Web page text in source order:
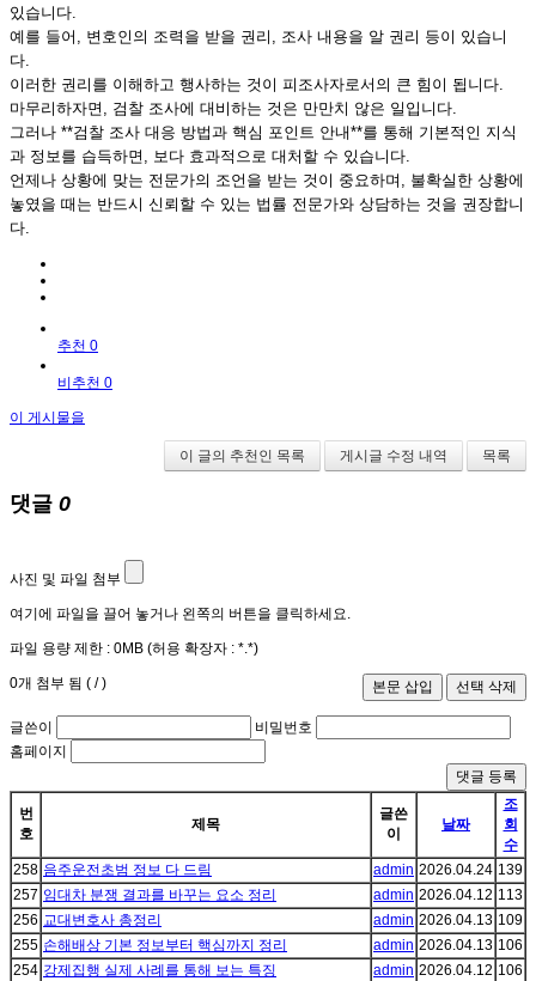
있습니다.
예를 들어, 변호인의 조력을 받을 권리, 조사 내용을 알 권리 등이 있습니
다.
이러한 권리를 이해하고 행사하는 것이 피조사자로서의 큰 힘이 됩니다.
마무리하자면, 검찰 조사에 대비하는 것은 만만치 않은 일입니다.
그러나 **검찰 조사 대응 방법과 핵심 포인트 안내**를 통해 기본적인 지식
과 정보를 습득하면, 보다 효과적으로 대처할 수 있습니다.
언제나 상황에 맞는 전문가의 조언을 받는 것이 중요하며, 불확실한 상황에
놓였을 때는 반드시 신뢰할 수 있는 법률 전문가와 상담하는 것을 권장합니
다.
추천 0
비추천 0
이 게시물을
이 글의 추천인 목록 게시글 수정 내역 목록
댓글 0
사진 및 파일 첨부
여기에 파일을 끌어 놓거나 왼쪽의 버튼을 클릭하세요.
파일 용량 제한 : 0MB (허용 확장자 : *.*)
0개 첨부 됨 ( /)
글쓴이
비밀번호
홈페이지
댓글 등록
번
호
제목
글쓴
이
날짜
조
회
수
258 음주운전초범 정보 다 드림 admin 2026.04.24 139
257 임대차 분쟁 결과를 바꾸는 요소 정리 admin 2026.04.12 113
256 교대변호사 총정리 admin 2026.04.13 109
255 손해배상 기본 정보부터 핵심까지 정리 admin 2026.04.13 106
254 강제집행 실제 사례를 통해 보는 특징 admin 2026.04.12 106